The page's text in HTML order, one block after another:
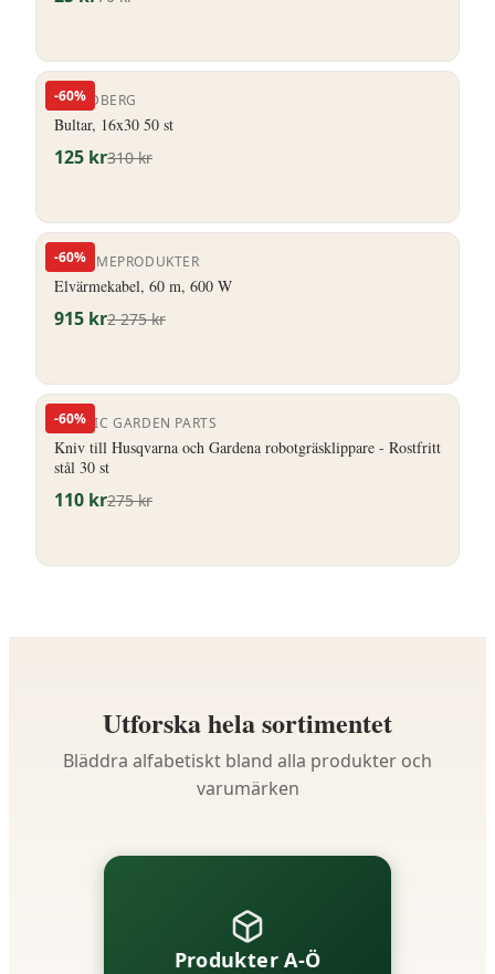
-60%
P LINDBERG
Bultar, 16x30 50 st
125 kr310kr
-60%
ELVÄRMEPRODUKTER
Elvärmekabel, 60 m, 600 W
915 kr2 275kr
-60%
NORDIC GARDEN PARTS
Kniv till Husqvarna och Gardena robotgräsklippare - Rostfritt
stål 30 st
110 kr275kr
Utforska hela sortimentet
Bläddra alfabetiskt bland alla produkter och
varumärken
Produkter A-Ö